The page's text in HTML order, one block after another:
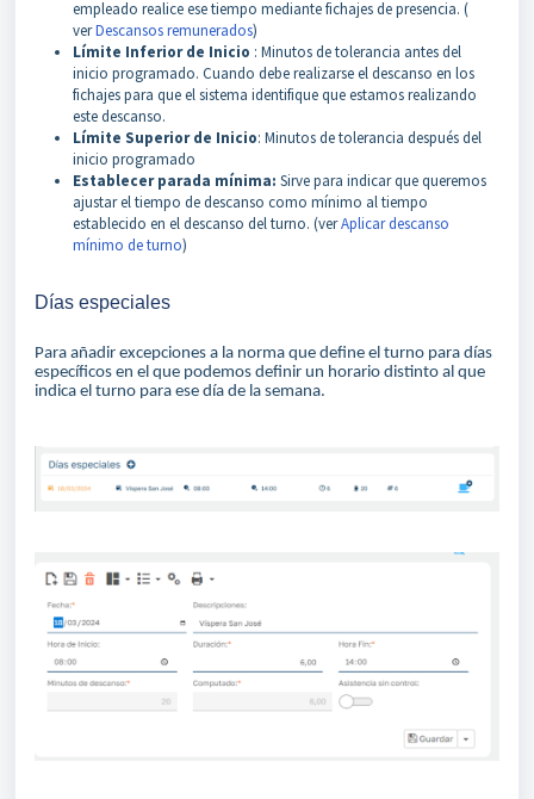
empleado realice ese tiempo mediante fichajes de presencia. (
verDescansos remunerados)
Límite Inferior de Inicio : Minutos de tolerancia antes del
inicio programado. Cuando debe realizarse el descanso en los
fichajes para que el sistema identifique que estamos realizando
este descanso.
Límite Superior de Inicio: Minutos de tolerancia después del
inicio programado
Establecer parada mínima: Sirve para indicar que queremos
ajustar el tiempo de descanso como mínimo al tiempo
establecido en el descanso del turno. (verAplicar descanso
mínimo de turno)
Días especiales
Para añadir excepciones a la norma que define el turno para días
específicos en el que podemos definir un horario distinto al que
indica el turno para ese día de la semana.